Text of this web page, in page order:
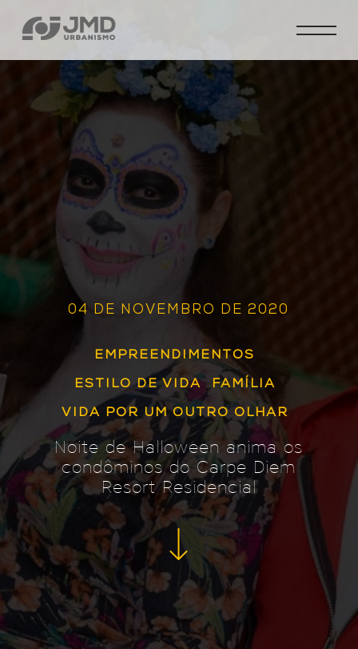
04 DE NOVEMBRO DE 2020
EMPREENDIMENTOS
ESTILO DE VIDA FAMÍLIA
VIDA POR UM OUTRO OLHAR
Noite de Halloween anima os
condôminos do Carpe Diem
Resort Residencial